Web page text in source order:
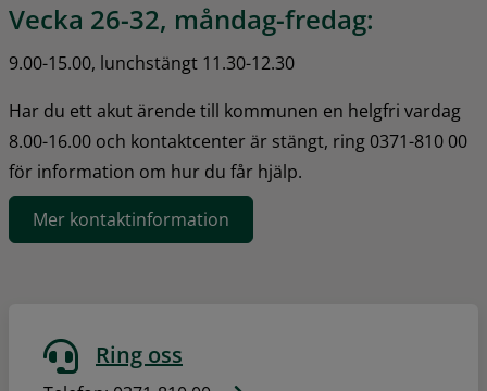
Vecka 26-32, måndag-fredag:
9.00-15.00, lunchstängt 11.30-12.30
Har du ett akut ärende till kommunen en helgfri vardag
8.00-16.00 och kontaktcenter är stängt, ring 0371-810 00
för information om hur du får hjälp.
Mer kontaktinformation
Ring oss